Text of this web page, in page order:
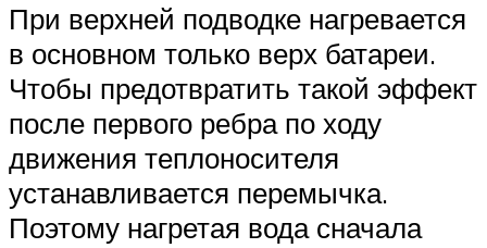
При верхней подводке нагревается
в основном только верх батареи.
Чтобы предотвратить такой эффект
после первого ребра по ходу
движения теплоносителя
устанавливается перемычка.
Поэтому нагретая вода сначала